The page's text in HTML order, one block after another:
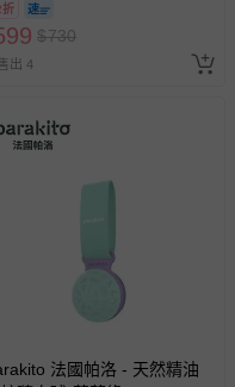
、姓名貼等）。
腦軟體（例如 DVD、CD
一經提供即為完成之線
供（例如線上課程、遊
身衣物、泳裝、襪子、地
與背巾、包屁衣、學習
折
$730
出 4
法國帕洛 - 天然精油